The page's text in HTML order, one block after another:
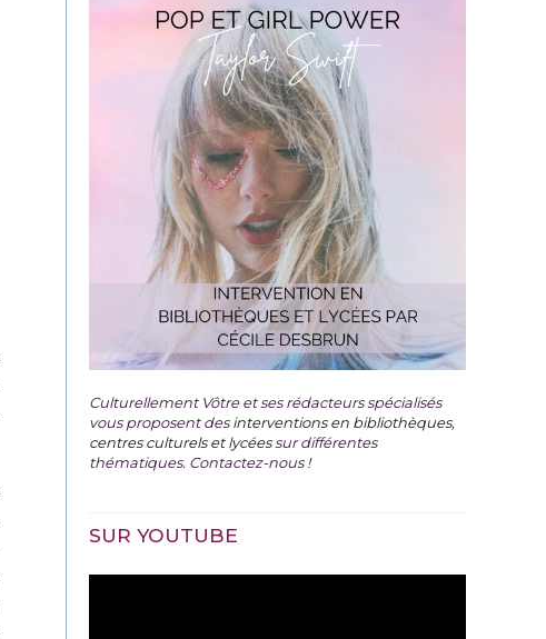
Culturellement Vôtre et ses rédacteurs spécialisés
vous proposent desinterventions en bibliothèques,
centres culturels et lycéessur différentes
thématiques. Contactez-nous !
SUR YOUTUBE